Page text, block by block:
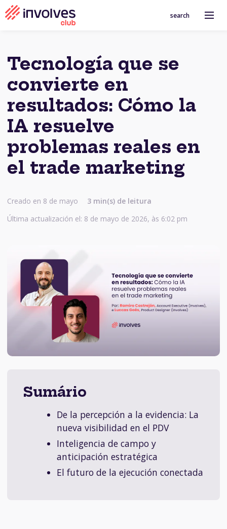
search
Tecnología que se
convierte en
resultados: Cómo la
IA resuelve
problemas reales en
el trade marketing
Creado en 8 de mayo 3 min(s) de leitura
Última actualización el: 8 de mayo de 2026, às 6:02 pm
Sumário
De la percepción a la evidencia: La
nueva visibilidad en el PDV
Inteligencia de campo y
anticipación estratégica
El futuro de la ejecución conectada